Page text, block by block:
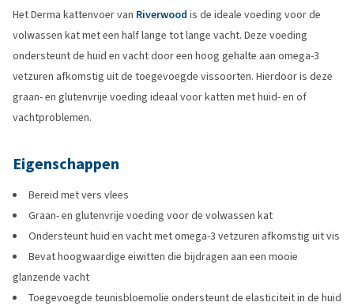
Het Derma kattenvoer van Riverwood is de ideale voeding voor de
volwassen kat met een half lange tot lange vacht. Deze voeding
ondersteunt de huid en vacht door een hoog gehalte aan omega-3
vetzuren afkomstig uit de toegevoegde vissoorten. Hierdoor is deze
graan- en glutenvrije voeding ideaal voor katten met huid- en of
vachtproblemen.
Eigenschappen
Bereid met vers vlees
Graan- en glutenvrije voeding voor de volwassen kat
Ondersteunt huid en vacht met omega-3 vetzuren afkomstig uit vis
Bevat hoogwaardige eiwitten die bijdragen aan een mooie
glanzende vacht
Toegevoegde teunisbloemolie ondersteunt de elasticiteit in de huid